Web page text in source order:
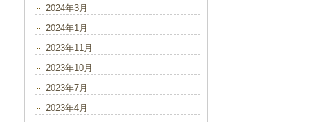
2024年3月
2024年1月
2023年11月
2023年10月
2023年7月
2023年4月